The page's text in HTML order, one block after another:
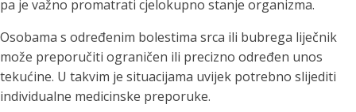
pa je važno promatrati cjelokupno stanje organizma.
Osobama s određenim bolestima srca ili bubrega liječnik
može preporučiti ograničen ili precizno određen unos
tekućine. U takvim je situacijama uvijek potrebno slijediti
individualne medicinske preporuke.